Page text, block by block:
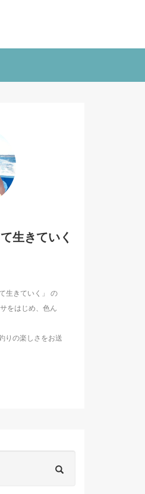
生きていく
生きていく」 の
をはじめ、色ん
りの楽しさをお送